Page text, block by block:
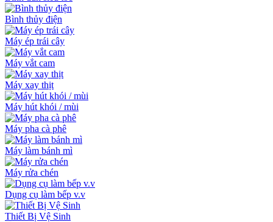
Bình thủy điện
Máy ép trái cây
Máy vắt cam
Máy xay thịt
Máy hút khói / mùi
Máy pha cà phê
Máy làm bánh mì
Máy rửa chén
Dụng cụ làm bếp v.v
Thiết Bị Vệ Sinh